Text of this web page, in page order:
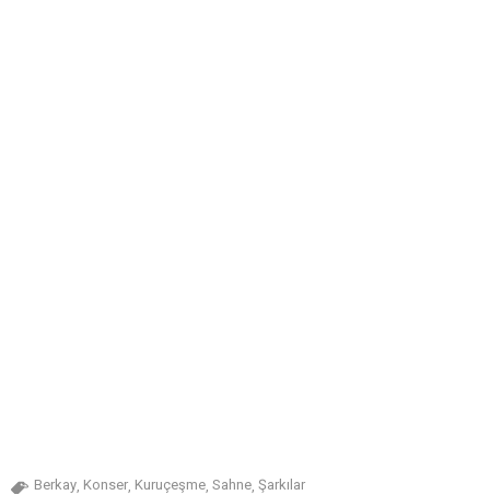
Berkay, Konser, Kuruçeşme, Sahne, Şarkılar